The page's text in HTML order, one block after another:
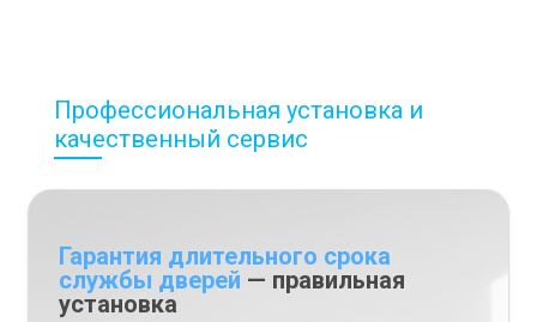
Профессиональная установка и
качественный сервис
Гарантия длительного срока
службы дверей — правильная
установка